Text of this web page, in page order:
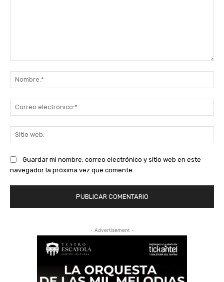
Guardar mi nombre, correo electrónico y sitio web en este
navegador la próxima vez que comente.
- Advertisement -